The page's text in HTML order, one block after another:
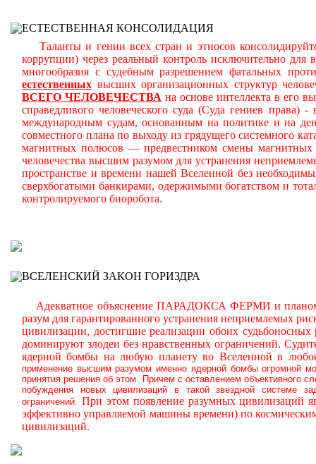
ЕСТЕСТВЕННАЯ КОНСОЛИДАЦИЯ
Таланты и гении всех стран и этносов
коррупции) через реальный контроль исключительно
многообразия с судебным разрешением фатальных
естественных высших организационных структур
ВСЕГО ЧЕЛОВЕЧЕСТВА на основе интеллекта в его
справедливого человеческого суда (Суда гениев
международным судам, основанным на политике и на
совместного плана по выходу из грядущего системного
магнитных полюсов — предвестником смены магнитных
человечества высшим разумом для устранения
пространстве и времени нашей Вселенной без
сверхбогатыми банкирами, одержимыми богатством и
контролируемого биоробота.
ВСЕЛЕНСКИЙ ЗАКОН ГОРИЗДРА
Адекватное объяснение ПАРАДОКСА ФЕРМИ и
разум для гарантированного устранения неприемлемых
цивилизации, достигшие реализации обоих
доминируют злодеи без нравственных ограничений.
ядерной бомбы на любую планету во Вселенной в
применение высшим разумом именно ядерной бомбы огромной
принятия решения об этом. Причем с оставлением объективного
побуждения новых цивилизаций в такой звездной системе
ограничений. При этом появление разумных цивилизаций
эффективно управляемой машины времени) по
цивилизаций.